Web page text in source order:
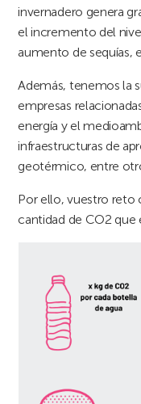
invernadero genera
el incremento del
aumento de sequías,
Además, tenemos la
empresas
energía y el
infraestructuras de
geotérmico, entre
Por ello, vuestro reto
cantidad de CO2